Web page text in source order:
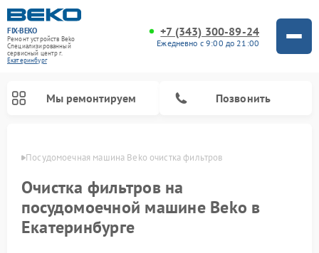
FIX-BEKO
Ремонт устройств Beko
Специализированный
cервисный центр г.
Екатеринбург
+7 (343) 300-89-24
Ежедневно с 9:00 до 21:00
Мы ремонтируем Позвонить
Посудомоечная машина Beko очистка фильтров
Очистка фильтров на
посудомоечной машине Beko в
Екатеринбурге